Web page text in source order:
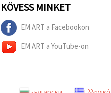
KÖVESS MINKET
EM ART a Facebookon
EM ART a YouTube-on